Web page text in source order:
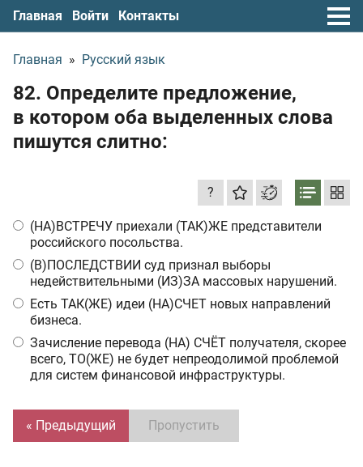
Главная Войти Контакты
Главная » Русский язык
82. Определите предложение,
в котором оба выделенных слова
пишутся слитно:
?
(НА)ВСТРЕЧУ приехали (ТАК)ЖЕ представители
российского посольства.
(В)ПОСЛЕДСТВИИ суд признал выборы
недействительными (ИЗ)ЗА массовых нарушений.
Есть ТАК(ЖЕ) идеи (НА)СЧЕТ новых направлений
бизнеса.
Зачисление перевода (НА) СЧЁТ получателя, скорее
всего, ТО(ЖЕ) не будет непреодолимой проблемой
для систем финансовой инфраструктуры.
« Предыдущий Пропустить